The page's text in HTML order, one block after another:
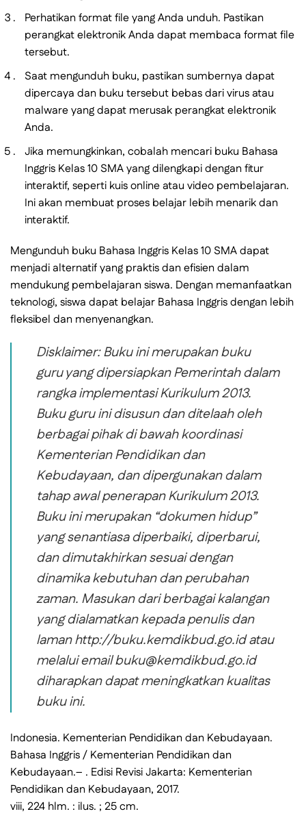
Perhatikan format file yang Anda unduh. Pastikan
perangkat elektronik Anda dapat membaca format file
tersebut.
Saat mengunduh buku, pastikan sumbernya dapat
dipercaya dan buku tersebut bebas dari virus atau
malware yang dapat merusak perangkat elektronik
Anda.
Jika memungkinkan, cobalah mencari buku Bahasa
Inggris Kelas 10 SMA yang dilengkapi dengan fitur
interaktif, seperti kuis online atau video pembelajaran.
Ini akan membuat proses belajar lebih menarik dan
interaktif.
Mengunduh buku Bahasa Inggris Kelas 10 SMA dapat
menjadi alternatif yang praktis dan efisien dalam
mendukung pembelajaran siswa. Dengan memanfaatkan
teknologi, siswa dapat belajar Bahasa Inggris dengan lebih
fleksibel dan menyenangkan.
Disklaimer: Buku ini merupakan buku
guru yang dipersiapkan Pemerintah dalam
rangka implementasi Kurikulum 2013.
Buku guru ini disusun dan ditelaah oleh
berbagai pihak di bawah koordinasi
Kementerian Pendidikan dan
Kebudayaan, dan dipergunakan dalam
tahap awal penerapan Kurikulum 2013.
Buku ini merupakan “dokumen hidup”
yang senantiasa diperbaiki, diperbarui,
dan dimutakhirkan sesuai dengan
dinamika kebutuhan dan perubahan
zaman. Masukan dari berbagai kalangan
yang dialamatkan kepada penulis dan
laman http://buku.kemdikbud.go.id atau
melalui email buku@kemdikbud.go.id
diharapkan dapat meningkatkan kualitas
buku ini.
Indonesia. Kementerian Pendidikan dan Kebudayaan.
Bahasa Inggris / Kementerian Pendidikan dan
Kebudayaan.– . Edisi Revisi Jakarta: Kementerian
Pendidikan dan Kebudayaan, 2017.
viii, 224 hlm. : ilus. ; 25 cm.